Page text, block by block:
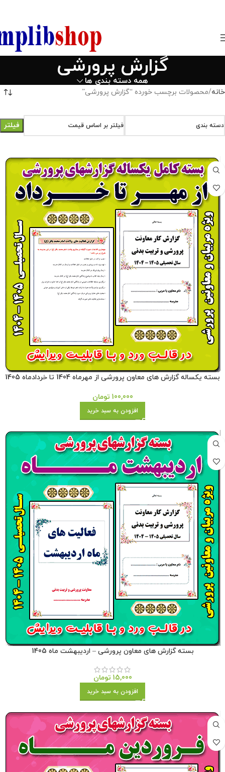
گزارش پرورشی
همه دسته بندی ها
خانه محصولات برچسب خورده “گزارش پرورشی”
دسته بندی فیلتر بر اساس قیمت فیلتر
بسته یکساله گزارش های معاون پرورشی از مهرماه 1404 تا خردادماه 1405
100,000 تومان
افزودن به سبد خرید
بسته گزارش های معاون پرورشی – اردیبهشت ماه 1405
15,000 تومان
افزودن به سبد خرید